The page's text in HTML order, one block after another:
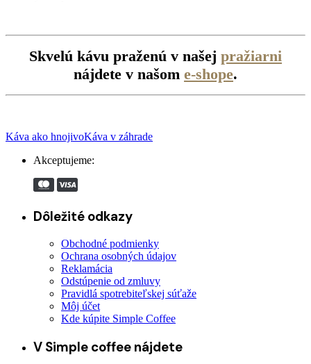
Skvelú kávu praženú v našej pražiarni
nájdete v našom e-shope.
Káva ako hnojivoKáva v záhrade
Akceptujeme:
Dôležité odkazy
Obchodné podmienky
Ochrana osobných údajov
Reklamácia
Odstúpenie od zmluvy
Pravidlá spotrebiteľskej súťaže
Môj účet
Kde kúpite Simple Coffee
V Simple coffee nájdete